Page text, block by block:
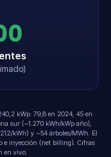
kWp: 79,8 en 2024, 45 en
sur (~1.270 kWh/kWp·año),
kWh) y ~54 árboles/MWh. El
e inyección (net billing). Cifras
en vivo.